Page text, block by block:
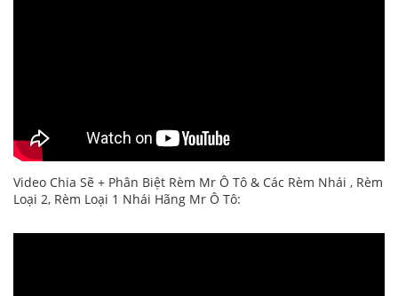
Video Chia Sẽ + Phân Biệt Rèm Mr Ô Tô & Các Rèm Nhái , Rèm
Loại 2, Rèm Loại 1 Nhái Hãng Mr Ô Tô: